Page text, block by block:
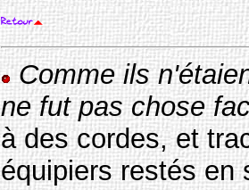
Comme ils
ne fut pas chose
à des cordes, et
équipiers restés en